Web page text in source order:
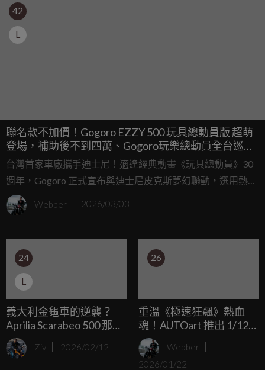
42
L
聯名款不加價！Gogoro EZZY 500 玩具總動員版 超萌
登場，補助後不到四萬、Gogoro玩樂總動員全台巡迴
闖關拿好禮
台灣首家車廠攜手迪士尼！適逢經典動畫《玩具總動員》30
週年，Gogoro 正式宣布與迪士尼皮克斯夢幻聯動，選用熱銷
的 EZZY 500 作為基礎，推出全新「Gogoro 玩具總動員系列
聯名車款」，並主打升級不加價！本次聯名帶來以巴斯光年
號」兩款新車。
Webber 2026/03/03
24
L
義大利金龜車的逆襲？
Aprilia Scarabeo 500 那段
大輪羊與休旅夢交織的浪
漫歲月Ziv 2026/02/12
26
重溫《極速狂飆》熱血
魂！AUTOart 推出 1/12
巨摩郡 NSR500，連專屬
安全帽都幫你準備好了
Webber
2026/01/22